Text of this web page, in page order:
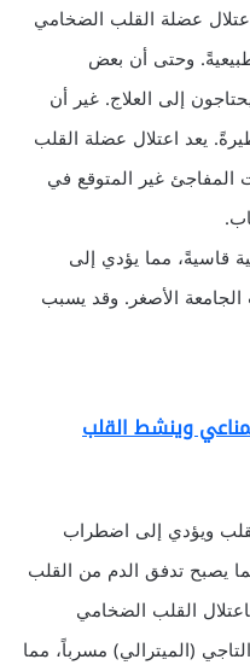
عضلة القلب الضخامي
وحتى أن بعض
إلى العلاج. غير أن
يعد اعتلال عضلة القلب
المفاجئ غير المتوقع في
قاسيةً، مما يؤدي إلى
الأصغر. وقد يسبب
وينشط القلب
ويؤدي إلى اضطراب
يصبح تدفق الدم من القلب
القلب الضخامي
(الميترالي) مسرباً، مما